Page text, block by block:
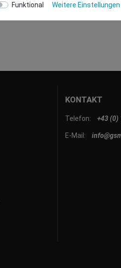
KONTAKT
Telefon: +43 (0)
E-Mail:
Funktional Weitere Einstellungen